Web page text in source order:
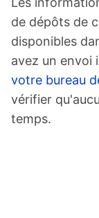
de dépôts de
disponibles
avez un envoi
votre bureau
vérifier
temps.